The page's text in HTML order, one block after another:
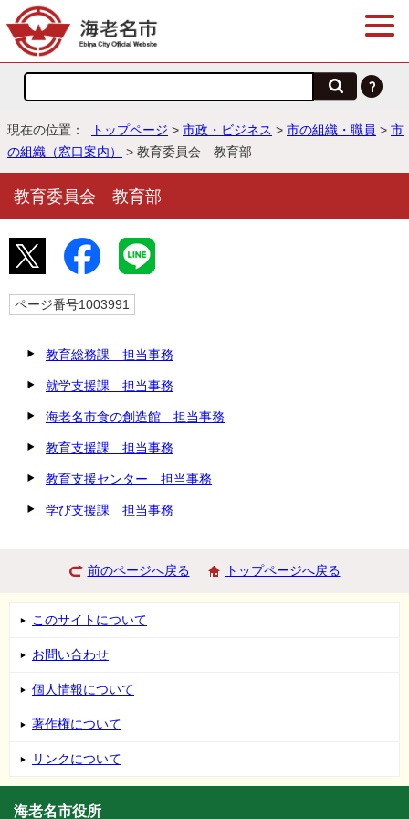
現在の位置： トップページ > 市政・ビジネス > 市の組織・職員 > 市
の組織（窓口案内）
> 教育委員会 教育部
教育委員会 教育部
ページ番号1003991
教育総務課 担当事務
就学支援課 担当事務
海老名市食の創造館 担当事務
教育支援課 担当事務
教育支援センター 担当事務
学び支援課 担当事務
前のページへ戻る トップページへ戻る
このサイトについて
お問い合わせ
個人情報について
著作権について
リンクについて
海老名市役所